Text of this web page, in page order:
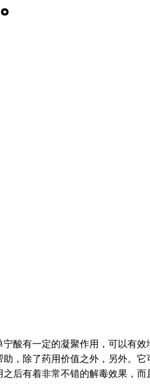
酸有一定的凝聚作用，可以有效
，除了药用价值之外，另外。它
后有着非常不错的解毒效果，而